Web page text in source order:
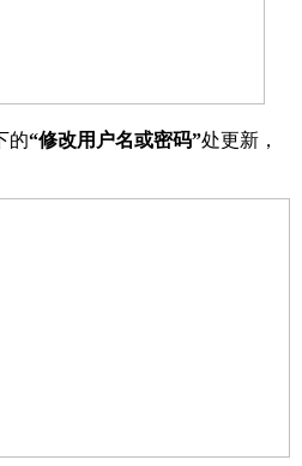
的“修改用户名或密码”处更新，